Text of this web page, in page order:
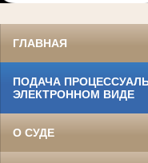
ГЛАВНАЯ
ПОДАЧА
ЭЛЕКТРОННОМ ВИДЕ
О СУДЕ